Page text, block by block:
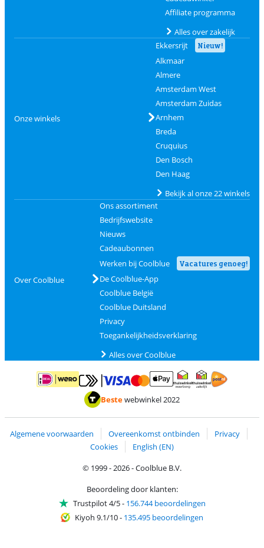
Affiliate programma
Alles over zakelijk
Onze winkels
Ekkersrijt Nieuw!
Alkmaar
Almere
Amsterdam West
Amsterdam Zuidas
Arnhem
Breda
Cruquius
Den Bosch
Den Haag
Bekijk al onze 22 winkels
Over Coolblue
Ons assortiment
Bedrijfswebsite
Nieuws
Cadeaubonnen
Werken bij Coolblue
Vacatures genoeg!
De Coolblue-App
Coolblue België
Coolblue Duitsland
Privacy
Toegankelijkheidsverklaring
Alles over Coolblue
Betalen met iDEAL | WeroBetalen met MasterCard en Visa via ClickToPay
Betalen met ApplePay
Thuiswinkel waarborg
Bestewebwinkel 2022
Algemene voorwaarden Overeenkomst ontbinden
Privacy
Cookies
English (EN)
© 1999 - 2026 - Coolblue B.V.
Beoordeling door klanten:
Trustpilot 4/5- 156.744 beoordelingen
Kiyoh 9.1/10- 135.495 beoordelingen